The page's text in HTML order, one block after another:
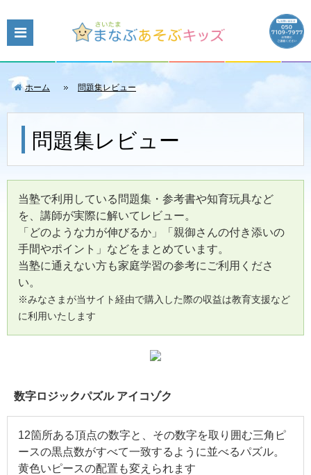
ホーム 問題集レビュー
問題集レビュー
当塾で利用している問題集・参考書や知育玩具など
を、講師が実際に解いてレビュー。
「どのような力が伸びるか」「親御さんの付き添いの
手間やポイント」などをまとめています。
当塾に通えない方も家庭学習の参考にご利用くださ
い。
※みなさまが当サイト経由で購入した際の収益は教育支援など
に利用いたします
数字ロジックパズル アイコゾク
12箇所ある頂点の数字と、その数字を取り囲む三角ピ
ースの黒点数がすべて一致するように並べるパズル。
黄色いピースの配置も変えられます